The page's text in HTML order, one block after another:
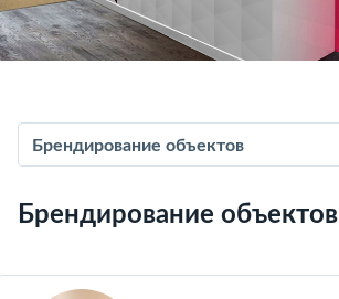
Брендирование объектов
Брендирование объектов